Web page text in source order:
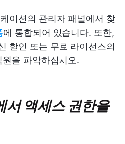
이션의 관리자 패널에서 찾
에 통합되어 있습니다. 또한,
할인 또는 무료 라이선스의
을 파악하십시오.
서 액세스 권한을